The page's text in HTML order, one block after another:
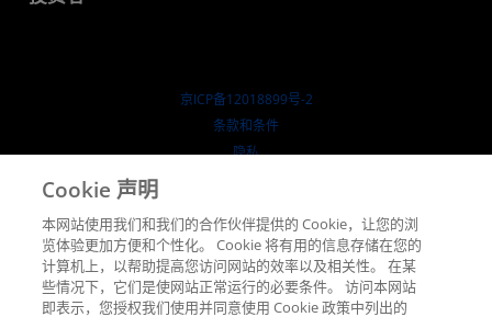
京ICP备12018899号-2
​条款和条件
隐私
公开公平竞争
英国税收策略
Cookie 政策
Cookie 设置
Cookie 声明
本网站使用我们和我们的合作伙伴提供的 Cookie，让您的浏
览体验更加方便和个性化。 Cookie 将有用的信息存储在您的
计算机上，以帮助提高您访问网站的效率以及相关性。 在某
些情况下，它们是使网站正常运行的必要条件。 访问本网站
即表示，您授权我们使用并同意使用 Cookie 政策中列出的